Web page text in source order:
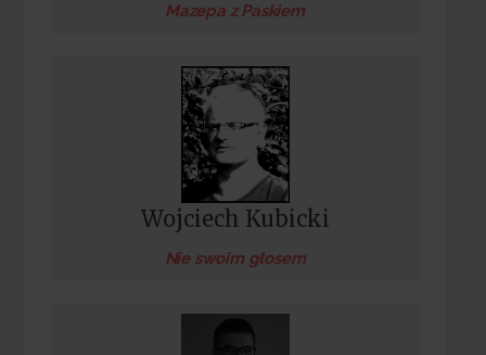
Mazepa z Paskiem
Wojciech Kubicki
Nie swoim głosem